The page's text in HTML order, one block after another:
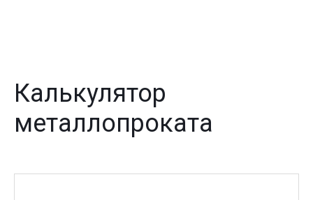
Калькулятор
металлопроката